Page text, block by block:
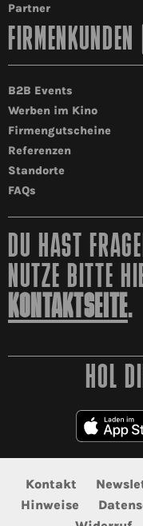
Partner
B2B Events
Werben im Kino
Firmengutscheine
Referenzen
Standorte
FAQs
DU HAST
NUTZE BITTE
KONTAKTSEITE.
HOL
Kontakt
Hinweise